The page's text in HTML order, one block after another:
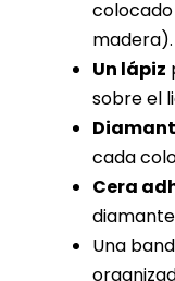
madera).
Un lápiz
sobre el
cada
Cera
Una